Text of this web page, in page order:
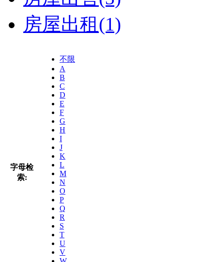
房屋出租(1)
字母检
索:
不限
A
B
C
D
E
F
G
H
I
J
K
L
M
N
O
P
Q
R
S
T
U
V